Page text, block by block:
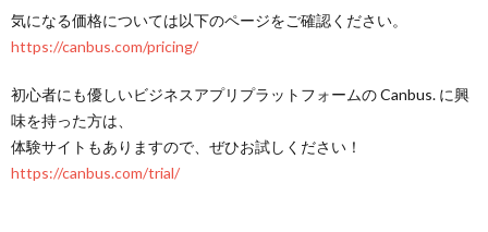
気になる価格については以下のページをご確認ください。
https://canbus.com/pricing/
初心者にも優しいビジネスアプリプラットフォームの Canbus. に興
味を持った方は、
体験サイトもありますので、ぜひお試しください！
https://canbus.com/trial/